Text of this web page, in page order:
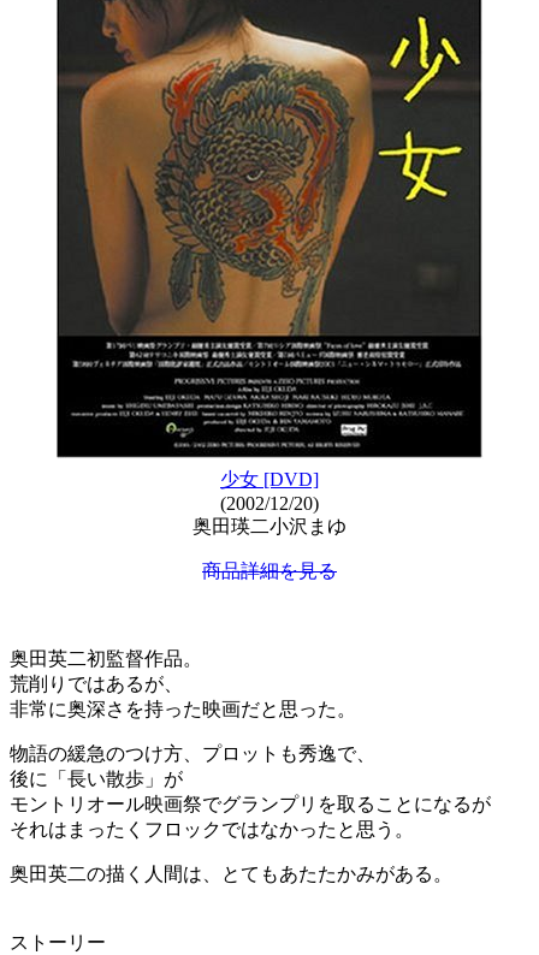
少女 [DVD]
(2002/12/20)
奥田瑛二小沢まゆ
商品詳細を見る
奥田英二初監督作品。
荒削りではあるが、
非常に奥深さを持った映画だと思った。
物語の緩急のつけ方、プロットも秀逸で、
後に「長い散歩」が
モントリオール映画祭でグランプリを取ることになるが
それはまったくフロックではなかったと思う。
奥田英二の描く人間は、とてもあたたかみがある。
ストーリー